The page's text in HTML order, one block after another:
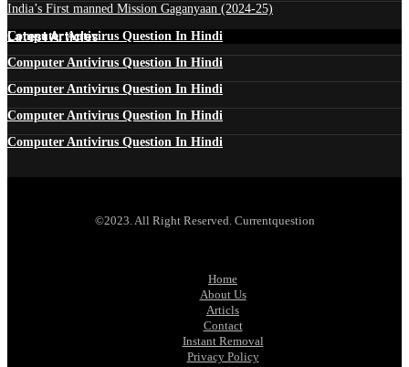
India’s First manned Mission Gaganyaan (2024-25)
Latest Articles
Computer Antivirus Question In Hindi
Computer Antivirus Question In Hindi
Computer Antivirus Question In Hindi
Computer Antivirus Question In Hindi
Computer Antivirus Question In Hindi
©2023. All Right Reserved. Currentquestion
Home
About Us
Articls
Contact
Instant Removal
Privacy Policy